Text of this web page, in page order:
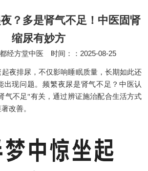
？多是肾气不足！中医固肾
缩尿有妙方
经方堂中医 时间：：2025-08-25
夜排尿，不仅影响睡眠质量，长期如此还
出现问题。频繁夜尿是肾气不足？中医认
气不足"有关，通过辨证施治配合生活方式
改善。